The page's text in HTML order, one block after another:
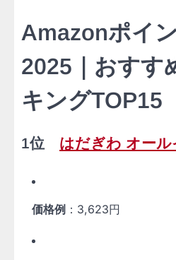
Amazonポイ
2025｜おすす
キングTOP15
1位 はだぎわ オー
価格例 ：3,623円